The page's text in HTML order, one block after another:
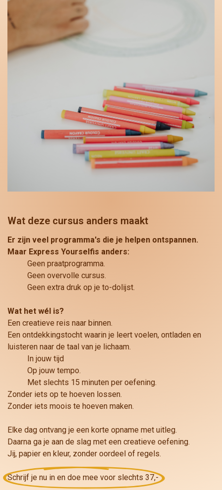
Wat deze cursus anders maakt
Er zijn veel programma's die je helpen ontspannen.
Maar Express Yourselfis anders:
Geen praatprogramma.
Geen overvolle cursus.
Geen extra druk op je to-dolijst.
Wat het wél is?
Een creatieve reis naar binnen.
Een ontdekkingstocht waarin je leert voelen, ontladen en
luisteren naar de taal van je lichaam.
In jouw tijd
Op jouw tempo.
Met slechts 15 minuten per oefening.
Zonder iets op te hoeven lossen.
Zonder iets moois te hoeven maken.
Elke dag ontvang je een korte opname met uitleg.
Daarna ga je aan de slag met een creatieve oefening.
Jij, papier en kleur, zonder oordeel of regels.
Schrijf je nu in en doe mee voor slechts 37,-